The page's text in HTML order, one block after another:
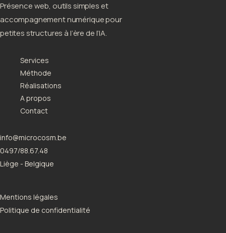
Présence web, outils simples et
accompagnement numérique pour
petites structures à l’ère de l’IA.
Services
Méthode
Réalisations
A propos
Contact
info@microcosm.be
0497/88.67.48
Liège - Belgique
Mentions légales
Politique de confidentialité